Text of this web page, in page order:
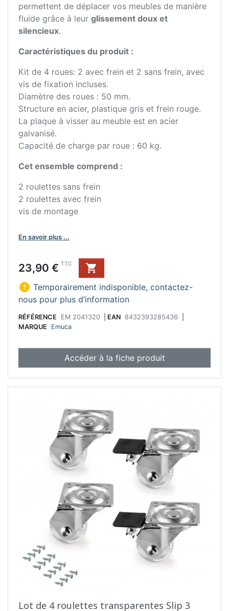
permettent de déplacer vos meubles de manière
fluide grâce à leur glissement doux et
silencieux.
Caractéristiques du produit :
Kit de 4 roues: 2 avec frein et 2 sans frein, avec
vis de fixation incluses.
Diamètre des roues : 50 mm.
Structure en acier, plastique gris et frein rouge.
La plaque à visser au meuble est en acier
galvanisé.
Capacité de charge par roue : 60 kg.
Cet ensemble comprend :
2 roulettes sans frein
2 roulettes avec frein
vis de montage
En savoir plus ...
Prix
23,90 € TTC

 Temporairement indisponible, contactez-
nous pour plus d’information
RÉFÉRENCE EM 2041320 EAN 8432393285436
MARQUE
Emuca
Accéder à la fiche produit
Lot de 4 roulettes transparentes Slip 3